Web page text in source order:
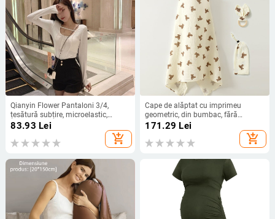
Qianyin Flower Pantaloni 3/4,
țesătură subțire, microelastic,
Primăvara 2023
83.93 Lei
add_shopping_cart
Cape de alăptat cu imprimeu
geometric, din bumbac, fără
mâneci, decolteu rotund, lungime
171.29 Lei
add_shopping_cart